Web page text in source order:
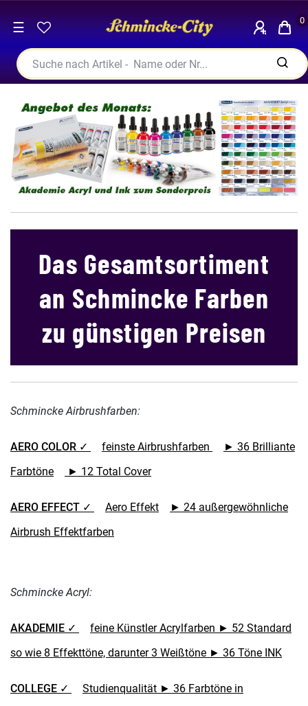
☰ 0
Das Gesamtsortiment
an Schmincke Farben
zu günstigen Preisen
Schmincke Airbrushfarben:
AERO COLOR ✓ feinste Airbrushfarben
► 36 Brilliante
Farbtöne
► 12 Total Cover
AERO EFFECT ✓ Aero Effekt
► 24 außergewöhnliche
Airbrush Effektfarben
Schmincke Acryl:
AKADEMIE ✓
feine Künstler Acrylfarben ► 52 Standard
so wie 8 Effekttöne, darunter 3 Weißtöne ► 36 Töne INK
COLLEGE ✓
Studienqualität ► 36 Farbtöne in